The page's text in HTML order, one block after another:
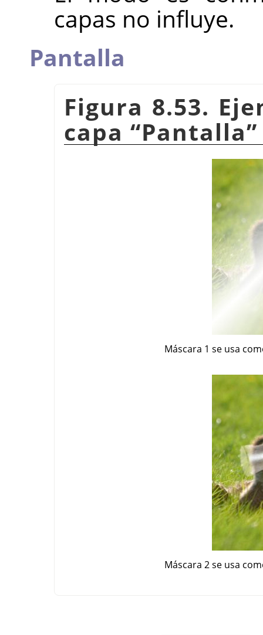
capas no influye.
Pantalla
Figura 8.53.
capa “Pantalla”
Máscara 1 se usa
Máscara 2 se usa